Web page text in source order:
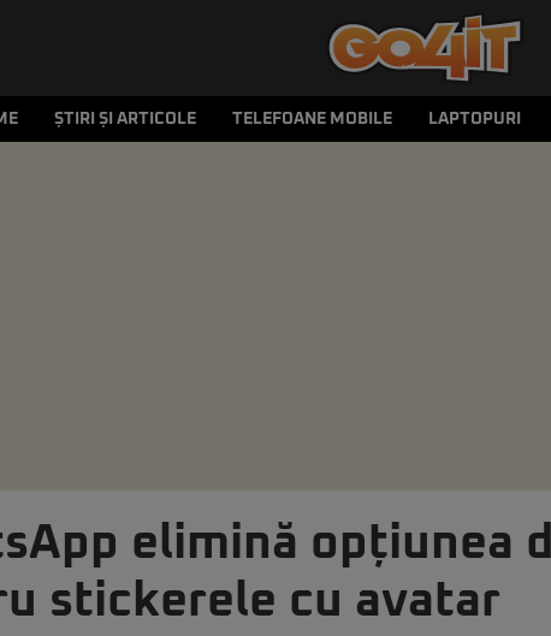
ȘTIRI ȘI ARTICOLE TELEFOANE MOBILE LAPTOPURI
elimină opțiunea
stickerele cu avatar